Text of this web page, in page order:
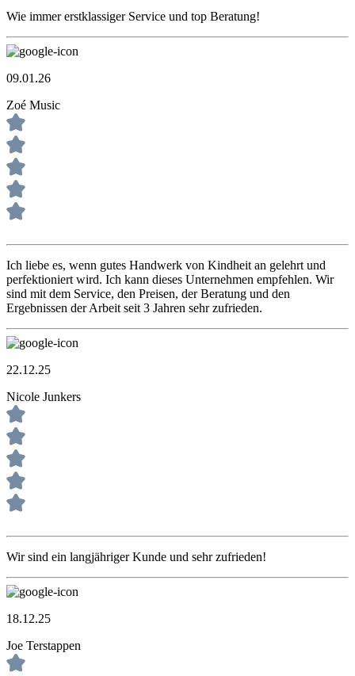
Wie immer erstklassiger Service und top Beratung!
09.01.26
Zoé Music
Ich liebe es, wenn gutes Handwerk von Kindheit an gelehrt und
perfektioniert wird. Ich kann dieses Unternehmen empfehlen. Wir
sind mit dem Service, den Preisen, der Beratung und den
Ergebnissen der Arbeit seit 3 Jahren sehr zufrieden.
22.12.25
Nicole Junkers
Wir sind ein langjähriger Kunde und sehr zufrieden!
18.12.25
Joe Terstappen